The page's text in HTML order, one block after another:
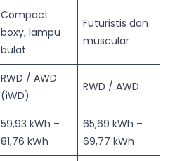
Compact
boxy, lampu
bulat
Futuristis dan
muscular
RWD / AWD
(iWD)
RWD / AWD
59,93 kWh –
81,76 kWh
65,69 kWh –
69,77 kWh